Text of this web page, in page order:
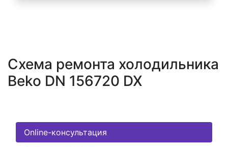
Схема ремонта холодильника
Beko DN 156720 DX
Online-консультация